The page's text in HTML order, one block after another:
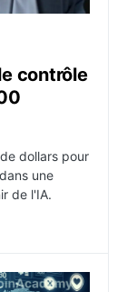
contrôle
dollars pour
une
de l'IA.
offrir des